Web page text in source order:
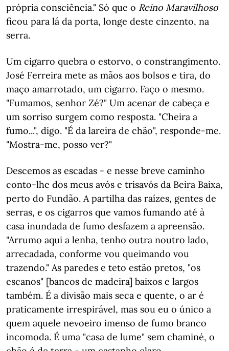
própria consciência." Só que o Reino Maravilhoso
ficou para lá da porta, longe deste cinzento, na
serra.
Um cigarro quebra o estorvo, o constrangimento.
José Ferreira mete as mãos aos bolsos e tira, do
maço amarrotado, um cigarro. Faço o mesmo.
"Fumamos, senhor Zé?" Um acenar de cabeça e
um sorriso surgem como resposta. "Cheira a
fumo...", digo. "É da lareira de chão", responde-me.
"Mostra-me, posso ver?"
Descemos as escadas - e nesse breve caminho
conto-lhe dos meus avós e trisavós da Beira Baixa,
perto do Fundão. A partilha das raízes, gentes de
serras, e os cigarros que vamos fumando até à
casa inundada de fumo desfazem a apreensão.
"Arrumo aqui a lenha, tenho outra noutro lado,
arrecadada, conforme vou queimando vou
trazendo." As paredes e teto estão pretos, "os
escanos" [bancos de madeira] baixos e largos
também. É a divisão mais seca e quente, o ar é
praticamente irrespirável, mas sou eu o único a
quem aquele nevoeiro imenso de fumo branco
incomoda. É uma "casa de lume" sem chaminé, o